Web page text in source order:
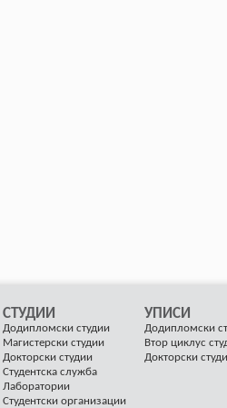
СТУДИИ
Додипломски студии
Магистерски студии
Докторски студии
Студентска служба
Лаборатории
Студентски организации
УПИСИ
Додипломски
Втор циклус
Докторски